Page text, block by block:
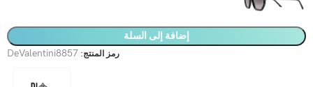
إضافة إلى السلة
رمز المنتج: DeValentini8857